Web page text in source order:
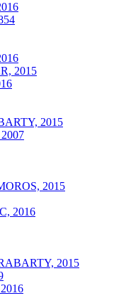
2015
2015
2015
2016
2015